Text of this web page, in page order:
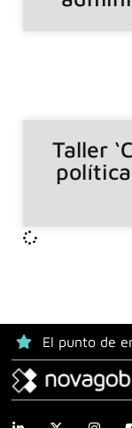
Taller
El punto de